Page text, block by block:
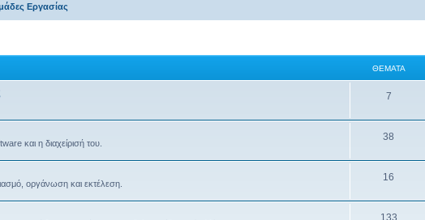
Εργασίας
ΘΈΜΑΤΑ
7
και η διαχείρισή του.
38
οργάνωση και εκτέλεση.
16
133